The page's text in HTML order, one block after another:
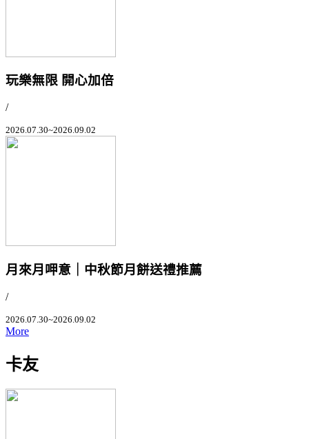
玩樂無限 開心加倍
/
2026.07.30~2026.09.02
月來月呷意｜中秋節月餅送禮推薦
/
2026.07.30~2026.09.02
More
卡友